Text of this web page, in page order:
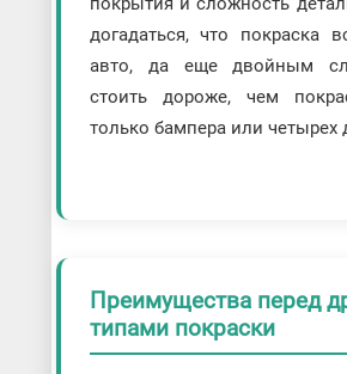
догадаться, что покраска
авто, да еще двойным
стоить дороже, чем
только бампера или четырех
Преимущества перед
типами покраски